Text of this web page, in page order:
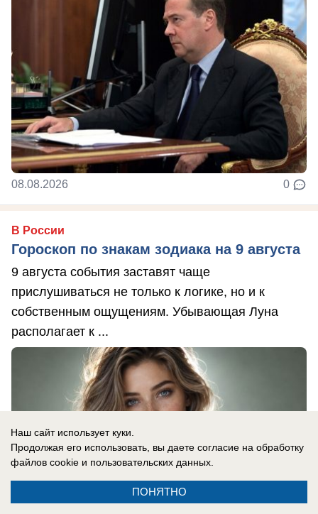
08.08.2026 0
В России
Гороскоп по знакам зодиака на 9 августа
9 августа события заставят чаще
прислушиваться не только к логике, но и к
собственным ощущениям. Убывающая Луна
располагает к ...
Наш сайт использует куки.
Продолжая его использовать, вы даете согласие на обработку
файлов cookie и пользовательских данных.
ПОНЯТНО